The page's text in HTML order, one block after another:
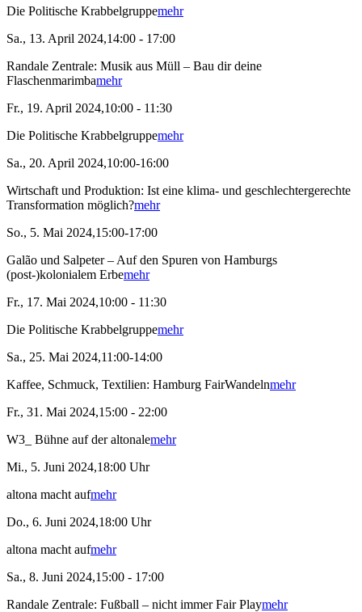
Die Politische Krabbelgruppemehr
Sa., 13. April 2024,14:00 - 17:00
Randale Zentrale: Musik aus Müll – Bau dir deine
Flaschenmarimbamehr
Fr., 19. April 2024,10:00 - 11:30
Die Politische Krabbelgruppemehr
Sa., 20. April 2024,10:00-16:00
Wirtschaft und Produktion: Ist eine klima- und geschlechtergerechte
Transformation möglich?mehr
So., 5. Mai 2024,15:00-17:00
Galão und Salpeter – Auf den Spuren von Hamburgs
(post-)kolonialem Erbemehr
Fr., 17. Mai 2024,10:00 - 11:30
Die Politische Krabbelgruppemehr
Sa., 25. Mai 2024,11:00-14:00
Kaffee, Schmuck, Textilien: Hamburg FairWandelnmehr
Fr., 31. Mai 2024,15:00 - 22:00
W3_ Bühne auf der altonalemehr
Mi., 5. Juni 2024,18:00 Uhr
altona macht aufmehr
Do., 6. Juni 2024,18:00 Uhr
altona macht aufmehr
Sa., 8. Juni 2024,15:00 - 17:00
Randale Zentrale: Fußball – nicht immer Fair Playmehr